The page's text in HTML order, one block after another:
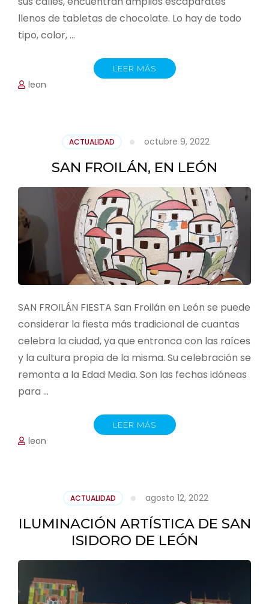
llenos de tabletas de chocolate. Lo hay de todo
tipo, color, …
LEER MÁS
leon
ACTUALIDAD octubre 9, 2022
SAN FROILÁN, EN LEÓN
SAN FROILÁN FIESTA San Froilán en León se puede
considerar la fiesta más tradicional de cuantas
celebra la ciudad, ya que entronca con las raíces
y la cultura propia de la misma. Su celebración se
remonta a la Edad Media. Son las fechas idóneas
para …
LEER MÁS
leon
ACTUALIDAD agosto 12, 2022
ILUMINACIÓN ARTÍSTICA DE SAN
ISIDORO DE LEÓN